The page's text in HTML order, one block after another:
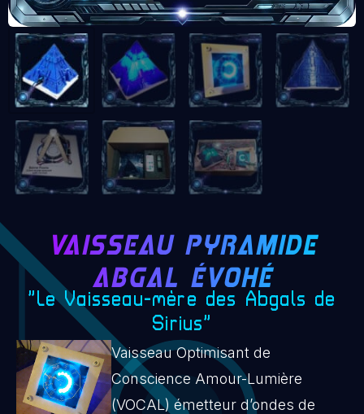
VAISSEAU PYRAMIDE
ABGAL ÉVOHÉ
“Le Vaisseau-mère des Abgals de
Sirius“
Vaisseau Optimisant de
Conscience Amour-Lumière
(VOCAL) émetteur d’ondes de